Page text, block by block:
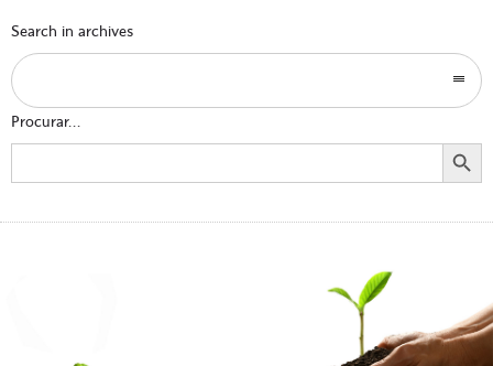
Search in archives
Procurar...
Search
Search Button